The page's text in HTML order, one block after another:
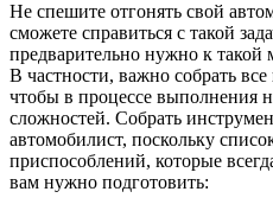
Не спешите отгонять свой
сможете справиться с такой
предварительно нужно к такой
В частности, важно собрать
чтобы в процессе выполнения
сложностей. Собрать
автомобилист, поскольку
приспособлений, которые
вам нужно подготовить: